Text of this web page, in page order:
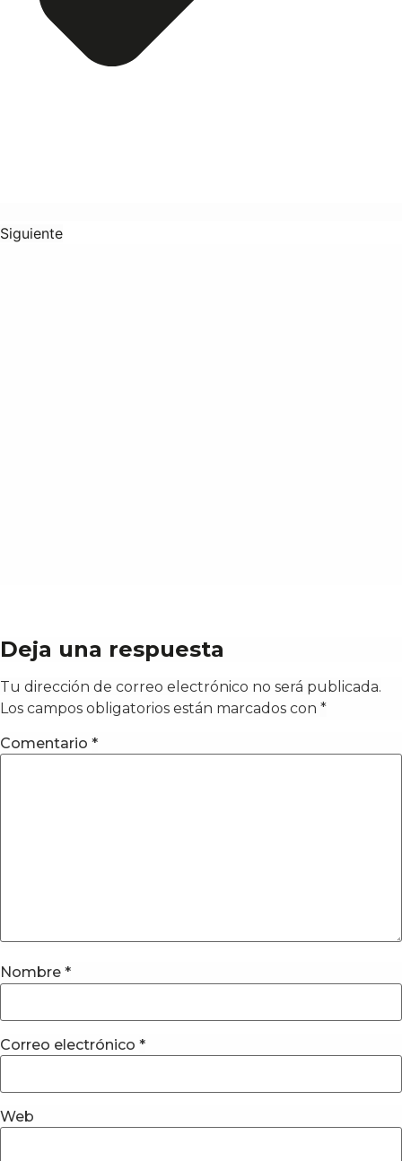
Siguiente
Deja una respuesta
Tu dirección de correo electrónico no será publicada.
Los campos obligatorios están marcados con *
Comentario *
Nombre *
Correo electrónico *
Web